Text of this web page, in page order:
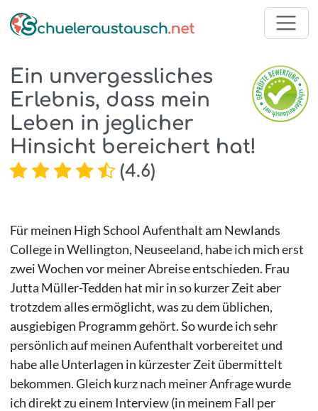
Ein unvergessliches
Erlebnis, dass mein
Leben in jeglicher
Hinsicht bereichert hat!
(4.6)
Für meinen High School Aufenthalt am Newlands
College in Wellington, Neuseeland, habe ich mich erst
zwei Wochen vor meiner Abreise entschieden. Frau
Jutta Müller-Tedden hat mir in so kurzer Zeit aber
trotzdem alles ermöglicht, was zu dem üblichen,
ausgiebigen Programm gehört. So wurde ich sehr
persönlich auf meinen Aufenthalt vorbereitet und
habe alle Unterlagen in kürzester Zeit übermittelt
bekommen. Gleich kurz nach meiner Anfrage wurde
ich direkt zu einem Interview (in meinem Fall per